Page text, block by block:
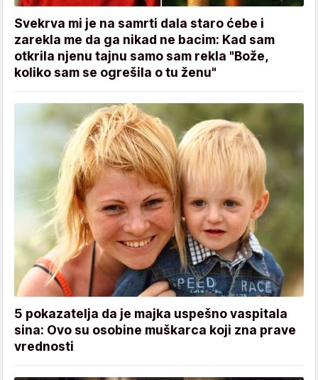
Svekrva mi je na samrti dala staro ćebe i
zarekla me da ga nikad ne bacim: Kad sam
otkrila njenu tajnu samo sam rekla "Bože,
koliko sam se ogrešila o tu ženu"
5 pokazatelja da je majka uspešno vaspitala
sina: Ovo su osobine muškarca koji zna prave
vrednosti